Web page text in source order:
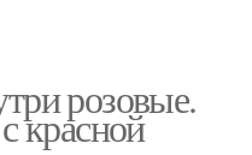
розовые.
красной